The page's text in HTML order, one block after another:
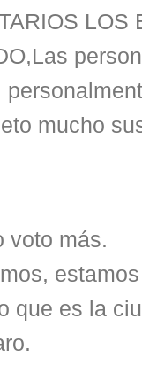
LOS
mucho
voto más.
que es la